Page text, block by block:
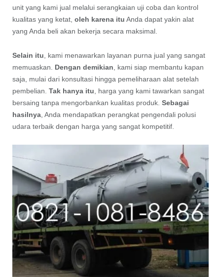
unit yang kami jual melalui serangkaian uji coba dan kontrol
kualitas yang ketat, oleh karena itu Anda dapat yakin alat
yang Anda beli akan bekerja secara maksimal.
Selain itu , kami menawarkan layanan purna jual yang sangat
memuaskan. Dengan demikian , kami siap membantu kapan
saja, mulai dari konsultasi hingga pemeliharaan alat setelah
pembelian. Tak hanya itu , harga yang kami tawarkan sangat
bersaing tanpa mengorbankan kualitas produk. Sebagai
hasilnya, Anda mendapatkan perangkat pengendali polusi
udara terbaik dengan harga yang sangat kompetitif.